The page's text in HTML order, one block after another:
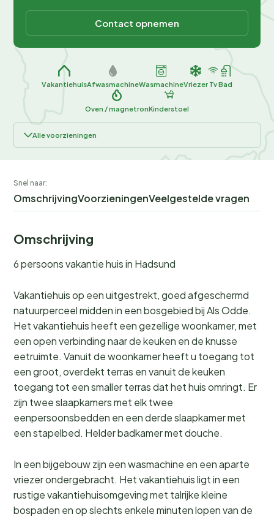
Contact opnemen
VakantiehuisAfwasmachineWasmachineVriezer TvBad
Oven / magnetronKinderstoel
Alle voorzieningen
Snel naar:
OmschrijvingVoorzieningenVeelgestelde vragen
Omschrijving
6 persoons vakantie huis in Hadsund
Vakantiehuis op een uitgestrekt, goed afgeschermd
natuurperceel midden in een bosgebied bij Als Odde.
Het vakantiehuis heeft een gezellige woonkamer, met
een open verbinding naar de keuken en de knusse
eetruimte. Vanuit de woonkamer heeft u toegang tot
een groot, overdekt terras en vanuit de keuken
toegang tot een smaller terras dat het huis omringt. Er
zijn twee slaapkamers met elk twee
eenpersoonsbedden en een derde slaapkamer met
een stapelbed. Helder badkamer met douche.
In een bijgebouw zijn een wasmachine en een aparte
vriezer ondergebracht. Het vakantiehuis ligt in een
rustige vakantiehuisomgeving met talrijke kleine
bospaden en op slechts enkele minuten lopen van de